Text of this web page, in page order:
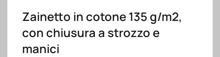
Zainetto in cotone 135 g/m2,
con chiusura a strozzo e
manici